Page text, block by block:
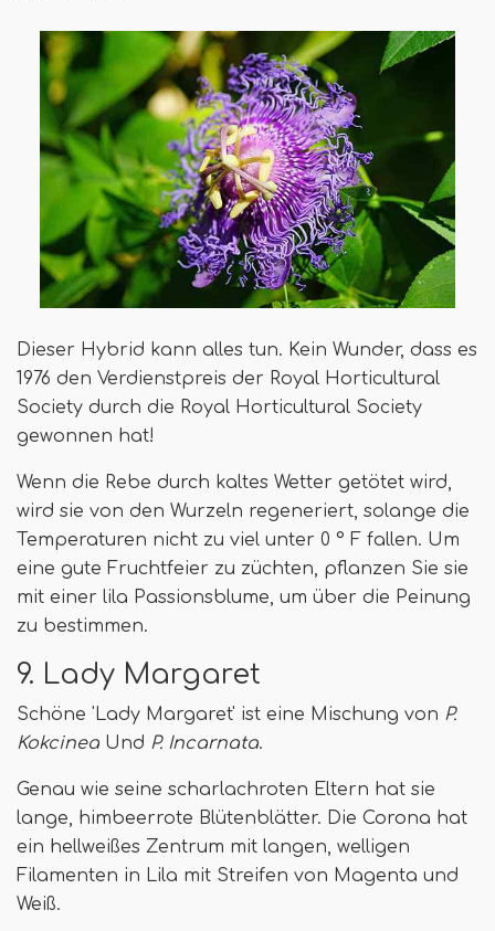
Dieser Hybrid kann alles tun. Kein Wunder, dass es
1976 den Verdienstpreis der Royal Horticultural
Society durch die Royal Horticultural Society
gewonnen hat!
Wenn die Rebe durch kaltes Wetter getötet wird,
wird sie von den Wurzeln regeneriert, solange die
Temperaturen nicht zu viel unter 0 ° F fallen. Um
eine gute Fruchtfeier zu züchten, pflanzen Sie sie
mit einer lila Passionsblume, um über die Peinung
zu bestimmen.
9. Lady Margaret
Schöne 'Lady Margaret' ist eine Mischung von P.
Kokcinea Und P. Incarnata.
Genau wie seine scharlachroten Eltern hat sie
lange, himbeerrote Blütenblätter. Die Corona hat
ein hellweißes Zentrum mit langen, welligen
Filamenten in Lila mit Streifen von Magenta und
Weiß.